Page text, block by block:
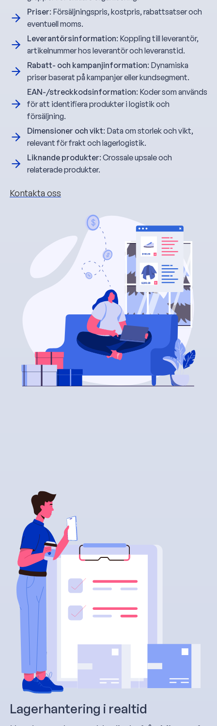
Priser: Försäljningspris, kostpris, rabattsatser och
eventuell moms.
Leverantörsinformation: Koppling till leverantör,
artikelnummer hos leverantör och leveranstid.
Rabatt- och kampanjinformation: Dynamiska
priser baserat på kampanjer eller kundsegment.
EAN-/streckkodsinformation: Koder som används
för att identifiera produkter i logistik och
försäljning.
Dimensioner och vikt: Data om storlek och vikt,
relevant för frakt och lagerlogistik.
Liknande produkter: Crossale upsale och
relaterade produkter.
Kontakta oss
Lagerhantering i realtid